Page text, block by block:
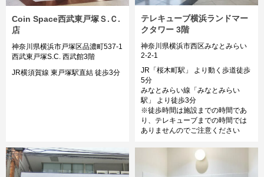
Coin Space西武東戸塚Ｓ.Ｃ.
店
神奈川県横浜市戸塚区品濃町537-1
西武東戸塚S.C. 西武館3階
JR横須賀線 東戸塚駅直結 徒歩3分
テレキューブ横浜ランドマー
クタワー 3階
神奈川県横浜市西区みなとみらい
2-2-1
JR「桜木町駅」 より動く歩道徒歩
5分
みなとみらい線「みなとみらい
駅」 より徒歩3分
※徒歩時間は施設までの時間であ
り、テレキューブまでの時間では
ありませんのでご注意ください